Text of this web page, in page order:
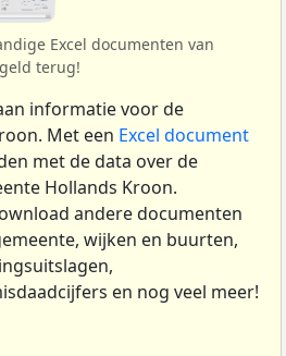
Excel documenten van
terug!
informatie voor de
Met een Excel document
met de data over de
Hollands Kroon.
andere documenten
wijken en buurten,
en nog veel meer!